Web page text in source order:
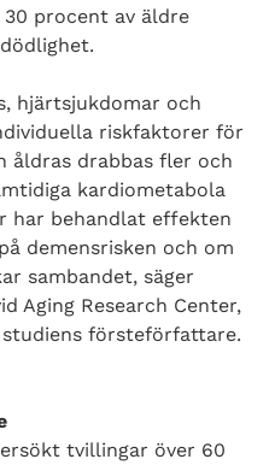
procent av äldre
hjärtsjukdomar och
riskfaktorer för
åldras drabbas fler och
kardiometabola
har behandlat effekten
demensrisken och om
sambandet, säger
Aging Research Center,
försteförfattare.
tvillingar över 60